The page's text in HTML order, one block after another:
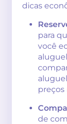
dicas
para
você
preços
de